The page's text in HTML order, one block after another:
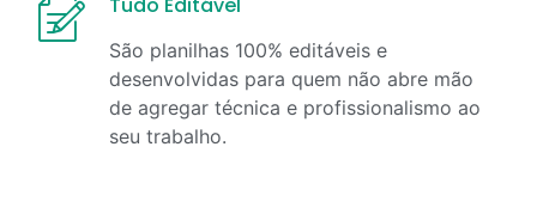
São planilhas 100% editáveis e
desenvolvidas para quem não abre mão
de agregar técnica e profissionalismo ao
seu trabalho.